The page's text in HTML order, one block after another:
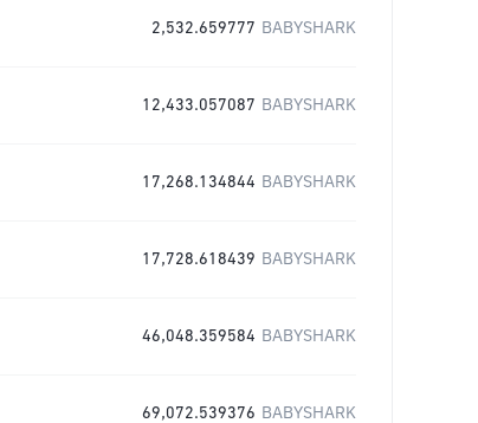
2,532.659777 BABYSHARK
12,433.057087 BABYSHARK
17,268.134844 BABYSHARK
17,728.618439 BABYSHARK
46,048.359584 BABYSHARK
69,072.539376 BABYSHARK